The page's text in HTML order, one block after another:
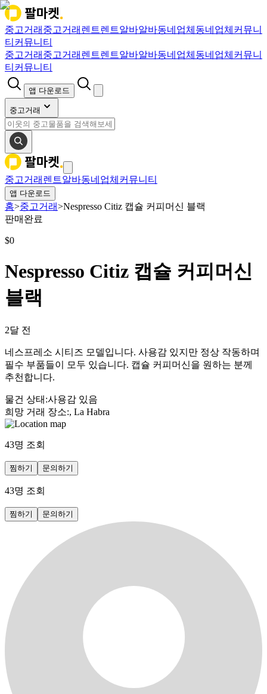
중고거래 중고거래 렌트렌트알바알바동네업체 동네업체 커뮤니
티 커뮤니티
중고거래 중고거래 렌트렌트알바알바동네업체 동네업체 커뮤니
티 커뮤니티
앱 다운로드
중고거래
중고거래 렌트알바동네업체 커뮤니티
앱 다운로드
홈>중고거래>Nespresso Citiz 캡슐 커피머신 블랙
판매완료
$0
Nespresso Citiz 캡슐 커피머신
블랙
2달 전
네스프레소 시티즈 모델입니다. 사용감 있지만 정상 작동하며
필수 부품들이 모두 있습니다. 캡슐 커피머신을 원하는 분께
추천합니다.
물건 상태 :사용감 있음
희망 거래 장소:, La Habra
43명 조회
찜하기 문의하기
43명 조회
찜하기 문의하기